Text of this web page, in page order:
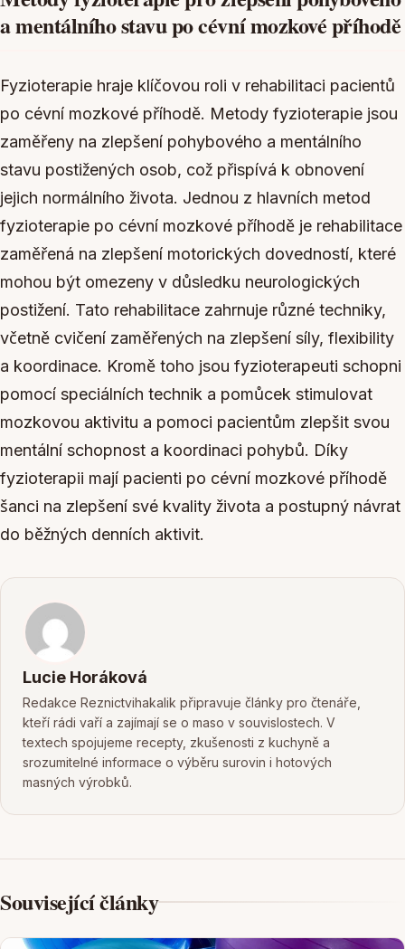
a mentálního stavu po cévní mozkové příhodě
Fyzioterapie hraje klíčovou roli v rehabilitaci pacientů
po cévní mozkové příhodě. Metody fyzioterapie jsou
zaměřeny na zlepšení pohybového a mentálního
stavu postižených osob, což přispívá k obnovení
jejich normálního života. Jednou z hlavních metod
fyzioterapie po cévní mozkové příhodě je rehabilitace
zaměřená na zlepšení motorických dovedností, které
mohou být omezeny v důsledku neurologických
postižení. Tato rehabilitace zahrnuje různé techniky,
včetně cvičení zaměřených na zlepšení síly, flexibility
a koordinace. Kromě toho jsou fyzioterapeuti schopni
pomocí speciálních technik a pomůcek stimulovat
mozkovou aktivitu a pomoci pacientům zlepšit svou
mentální schopnost a koordinaci pohybů. Díky
fyzioterapii mají pacienti po cévní mozkové příhodě
šanci na zlepšení své kvality života a postupný návrat
do běžných denních aktivit.
Lucie Horáková
Redakce Reznictvihakalik připravuje články pro čtenáře,
kteří rádi vaří a zajímají se o maso v souvislostech. V
textech spojujeme recepty, zkušenosti z kuchyně a
srozumitelné informace o výběru surovin i hotových
masných výrobků.
Související články